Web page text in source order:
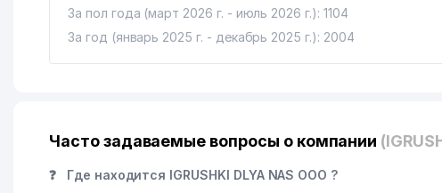
OOO Junior Transport
METEOINFOSISTEM ИНФОРМАЦИОННО-ТЕХНИЧЕСКОЕ
22 ТОШШАХАРТРАНСХИЗМАТ АО
23 QORA BAYIR SAVDO ЧП
За пол года (март 2026 г. - июль 2026 г.): 1104
За год (январь 2025 г. - декабрь 2025 г.): 2004
Часто задаваемые вопросы о компании
❓ Где находится IGRUSHKI DLYA NAS ООО ?